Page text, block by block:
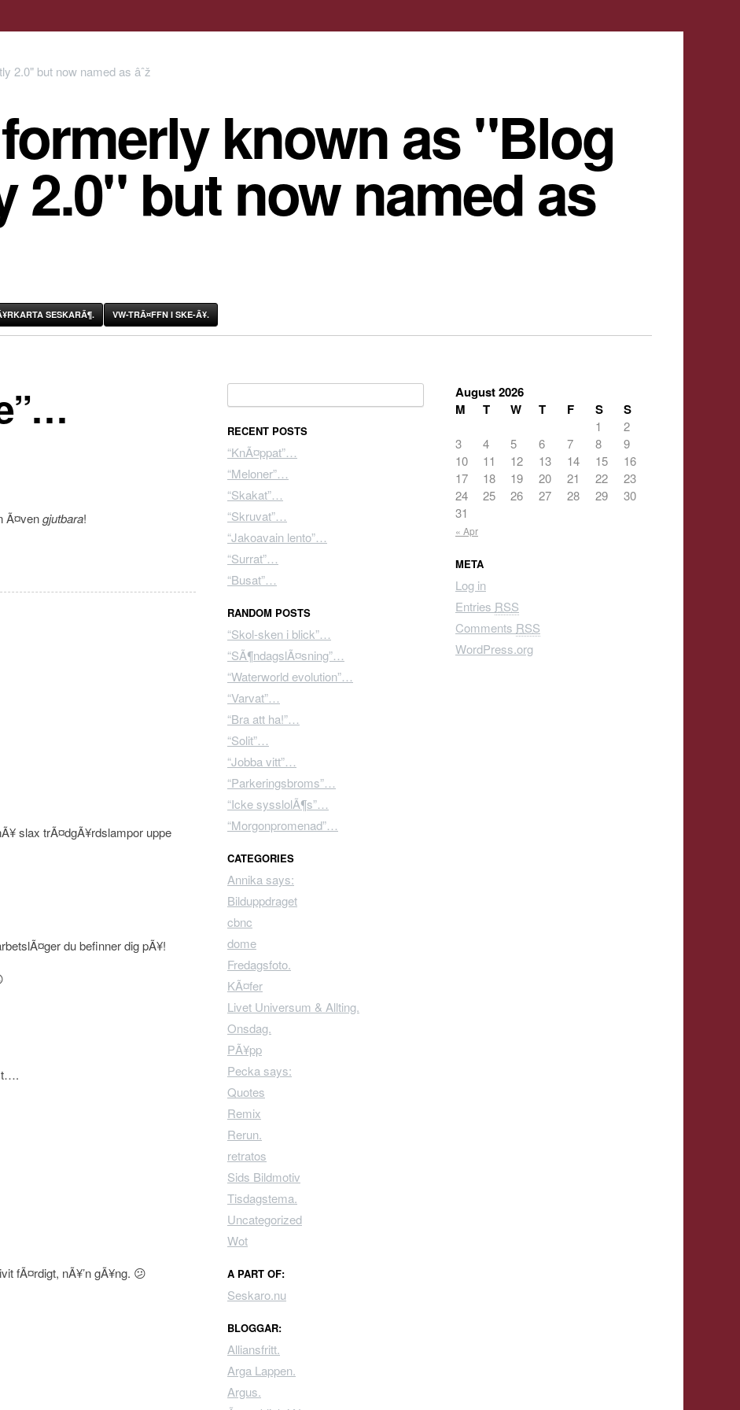
known as "Blog
2.0" but now named as
SESKARÃ¶. VW-TRÃ¤FFN I SKE-Ã¥.
Ã¤vengjutbara!
slax trÃ¤dgÃ¥rdslampor uppe
du befinner dig pÃ¥!
t….
fÃ¤rdigt, nÃ¥’n gÃ¥ng. 😕
RECENT POSTS
“KnÃ¤ppat”…
“Meloner”…
“Skakat”…
“Skruvat”…
“Jakoavain lento”…
“Surrat”…
“Busat”…
RANDOM POSTS
“Skol-sken i blick”…
“SÃ¶ndagslÃ¤sning”…
“Waterworld evolution”…
“Varvat”…
“Bra att ha!”…
“Solit”…
“Jobba vitt”…
“Parkeringsbroms”…
“Icke sysslolÃ¶s”…
“Morgonpromenad”…
CATEGORIES
Annika says:
Bilduppdraget
cbnc
dome
Fredagsfoto.
KÃ¤fer
Livet Universum & Allting.
Onsdag.
PÃ¥pp
Pecka says:
Quotes
Remix
Rerun.
retratos
Sids Bildmotiv
Tisdagstema.
Uncategorized
Wot
A PART OF:
Seskaro.nu
BLOGGAR:
Alliansfritt.
Arga Lappen.
Argus.
August 2026
M
T W T F S S
« Apr
1
2
3
4 5 6 7 8
9
10
11 12 13 14 15
16
17
18 19 20 21 22
23
24
25 26 27 28 29
30
31
META
Log in
Entries RSS
Comments RSS
WordPress.org